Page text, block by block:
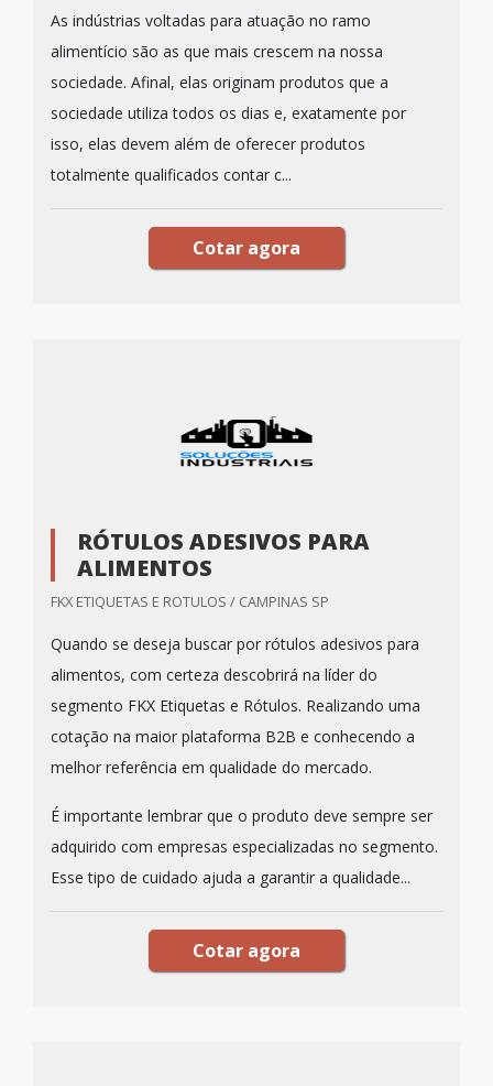
As indústrias voltadas para atuação no ramo
alimentício são as que mais crescem na nossa
sociedade. Afinal, elas originam produtos que a
sociedade utiliza todos os dias e, exatamente por
isso, elas devem além de oferecer produtos
totalmente qualificados contar c...
Cotar agora
RÓTULOS ADESIVOS PARA
ALIMENTOS
FKX ETIQUETAS E ROTULOS / CAMPINAS SP
Quando se deseja buscar por rótulos adesivos para
alimentos, com certeza descobrirá na líder do
segmento FKX Etiquetas e Rótulos. Realizando uma
cotação na maior plataforma B2B e conhecendo a
melhor referência em qualidade do mercado.
É importante lembrar que o produto deve sempre ser
adquirido com empresas especializadas no segmento.
Esse tipo de cuidado ajuda a garantir a qualidade...
Cotar agora